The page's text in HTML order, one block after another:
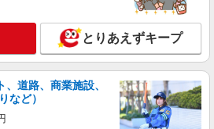
とりあえずキープ
道路、商業施設、
など）